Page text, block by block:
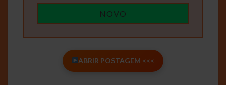
NOVO
ABRIR POSTAGEM <<<